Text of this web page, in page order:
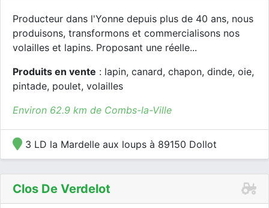
Producteur dans l'Yonne depuis plus de 40 ans, nous
produisons, transformons et commercialisons nos
volailles et lapins. Proposant une réelle...
Produits en vente : lapin, canard, chapon, dinde, oie,
pintade, poulet, volailles
Environ 62.9 km de Combs-la-Ville
3 LD la Mardelle aux loups à 89150 Dollot
Clos De Verdelot